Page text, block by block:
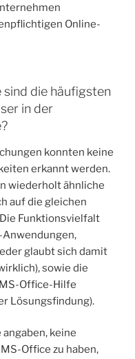
Online-
sind die häufigsten
in der
konnten keine
erkannt werden.
wiederholt ähnliche
auf die gleichen
Funktionsvielfalt
glaubt sich damit
sowie die
Office-Hilfe
Lösungsfindung).
keine
Office zu haben,